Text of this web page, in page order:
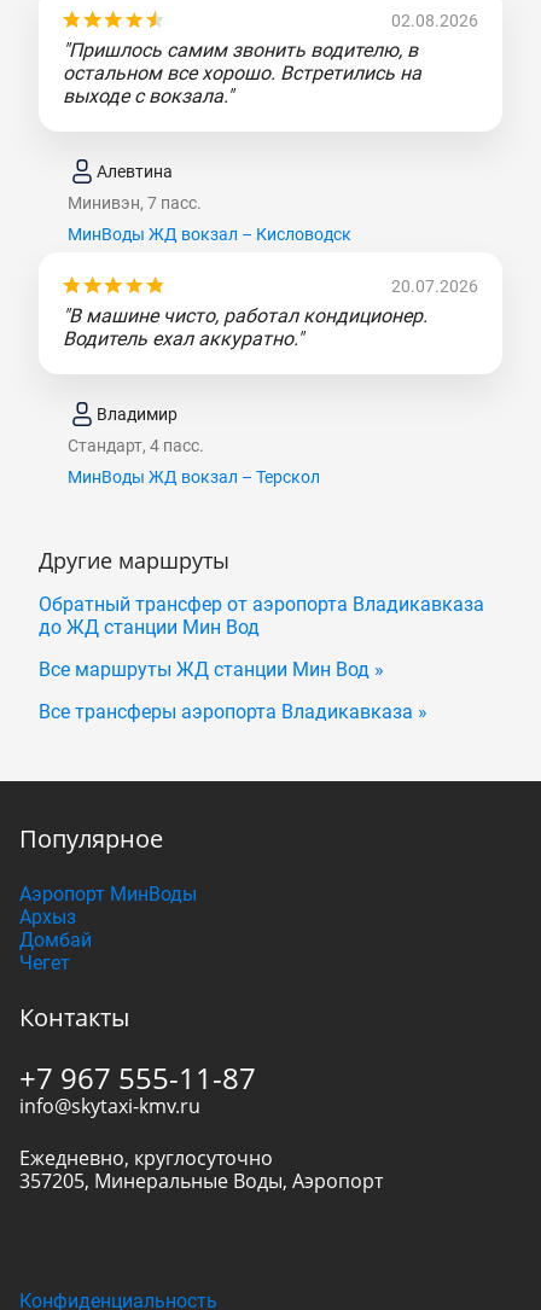
02.08.2026
"Пришлось самим звонить водителю, в
остальном все хорошо. Встретились на
выходе с вокзала."
Алевтина
Минивэн, 7 пасс.
МинВоды ЖД вокзал – Кисловодск
20.07.2026
"В машине чисто, работал кондиционер.
Водитель ехал аккуратно."
Владимир
Стандарт, 4 пасс.
МинВоды ЖД вокзал – Терскол
Другие маршруты
Обратный трансфер от аэропорта Владикавказа
до ЖД станции Мин Вод
Все маршруты ЖД станции Мин Вод »
Все трансферы аэропорта Владикавказа »
Популярное
Аэропорт МинВоды
Архыз
Домбай
Чегет
Контакты
+7 967 555-11-87
info@skytaxi-kmv.ru
Ежедневно, круглосуточно
357205, Минеральные Воды, Аэропорт
Конфиденциальность